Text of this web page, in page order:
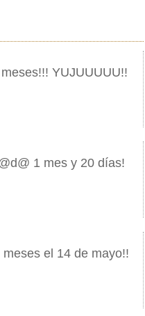
YUJUUUUU!!
1 mes y 20 días!
el 14 de mayo!!